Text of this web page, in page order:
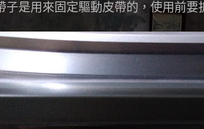
子是用來固定驅動皮帶的，使用前要